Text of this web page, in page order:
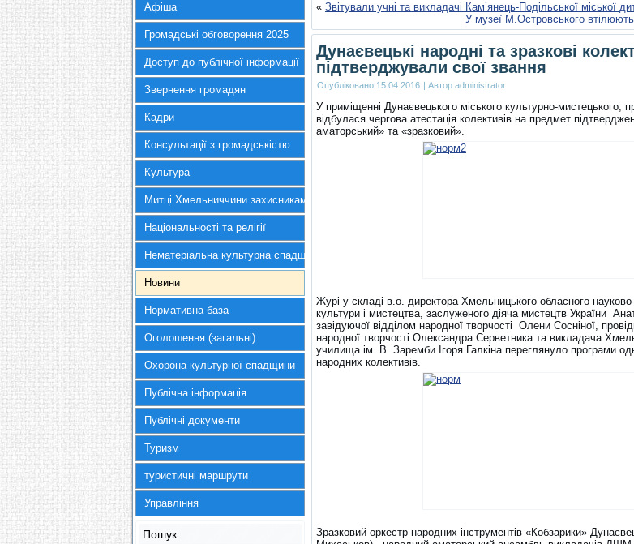
Афіша
Громадські обговорення 2025
Доступ до публічної інформації
Звернення громадян
Кадри
Консультації з громадськістю
Культура
Митці Хмельниччини захисникам України
Національності та релігії
Нематеріальна культурна спадщина
Новини
Нормативна база
Оголошення (загальні)
Охорона культурної спадщини
Публічна інформація
Публічні документи
Туризм
туристичні маршрути
Управління
Пошук
« Звітували учні та викладачі Кам’янець-Подільської міської
У музеї М.Островського
Дунаєвецькі народні та зразкові
підтверджували свої звання
Опубліковано 15.04.2016 | Автор administrator
У приміщенні Дунаєвецького міського культурно-мистецького,
відбулася чергова атестація колективів на предмет
аматорський» та «зразковий».
Журі у складі в.о. директора Хмельницького обласного
культури і мистецтва, заслуженого діяча мистецтв України
завідуючої відділом народної творчості Олени Сосніної,
народної творчості Олександра Серветника та викладача
училища ім. В. Заремби Ігоря Галкіна переглянуло програми
народних колективів.
Зразковий оркестр народних інструментів «Кобзарики»